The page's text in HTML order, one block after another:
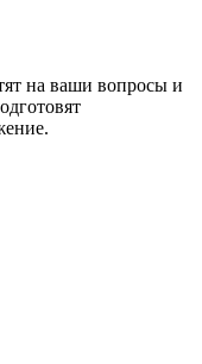
на ваши вопросы и